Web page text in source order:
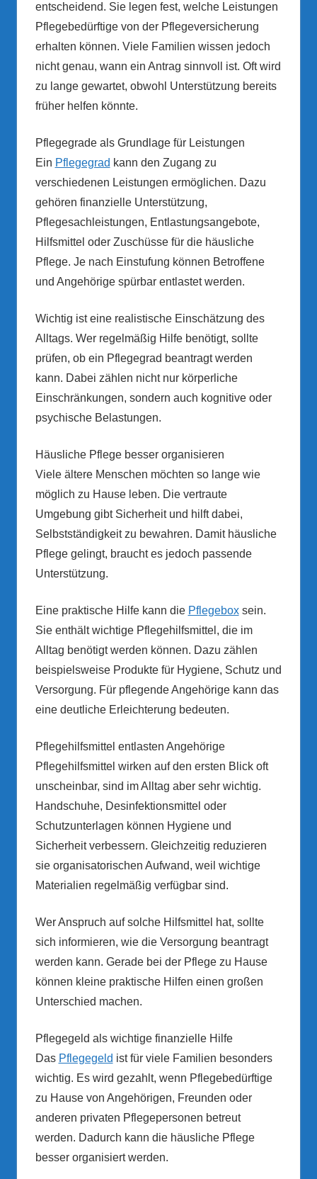
entscheidend. Sie legen fest, welche Leistungen
Pflegebedürftige von der Pflegeversicherung
erhalten können. Viele Familien wissen jedoch
nicht genau, wann ein Antrag sinnvoll ist. Oft wird
zu lange gewartet, obwohl Unterstützung bereits
früher helfen könnte.
Pflegegrade als Grundlage für Leistungen
Ein Pflegegrad kann den Zugang zu
verschiedenen Leistungen ermöglichen. Dazu
gehören finanzielle Unterstützung,
Pflegesachleistungen, Entlastungsangebote,
Hilfsmittel oder Zuschüsse für die häusliche
Pflege. Je nach Einstufung können Betroffene
und Angehörige spürbar entlastet werden.
Wichtig ist eine realistische Einschätzung des
Alltags. Wer regelmäßig Hilfe benötigt, sollte
prüfen, ob ein Pflegegrad beantragt werden
kann. Dabei zählen nicht nur körperliche
Einschränkungen, sondern auch kognitive oder
psychische Belastungen.
Häusliche Pflege besser organisieren
Viele ältere Menschen möchten so lange wie
möglich zu Hause leben. Die vertraute
Umgebung gibt Sicherheit und hilft dabei,
Selbstständigkeit zu bewahren. Damit häusliche
Pflege gelingt, braucht es jedoch passende
Unterstützung.
Eine praktische Hilfe kann die Pflegeboxsein.
Sie enthält wichtige Pflegehilfsmittel, die im
Alltag benötigt werden können. Dazu zählen
beispielsweise Produkte für Hygiene, Schutz und
Versorgung. Für pflegende Angehörige kann das
eine deutliche Erleichterung bedeuten.
Pflegehilfsmittel entlasten Angehörige
Pflegehilfsmittel wirken auf den ersten Blick oft
unscheinbar, sind im Alltag aber sehr wichtig.
Handschuhe, Desinfektionsmittel oder
Schutzunterlagen können Hygiene und
Sicherheit verbessern. Gleichzeitig reduzieren
sie organisatorischen Aufwand, weil wichtige
Materialien regelmäßig verfügbar sind.
Wer Anspruch auf solche Hilfsmittel hat, sollte
sich informieren, wie die Versorgung beantragt
werden kann. Gerade bei der Pflege zu Hause
können kleine praktische Hilfen einen großen
Unterschied machen.
Pflegegeld als wichtige finanzielle Hilfe
Das Pflegegeld ist für viele Familien besonders
wichtig. Es wird gezahlt, wenn Pflegebedürftige
zu Hause von Angehörigen, Freunden oder
anderen privaten Pflegepersonen betreut
werden. Dadurch kann die häusliche Pflege
besser organisiert werden.